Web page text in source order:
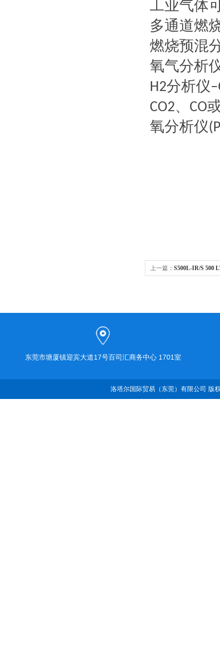
工业气体
多通道燃
燃烧预混
氧气分析
H2分析仪
CO2、 CO
氧分析仪
上一篇： S500L-IR/S 500
东莞市塘厦镇迎宾大道17号百司汇商务中心 1701室
洛塔尔国际贸易（东莞）有限公司 版